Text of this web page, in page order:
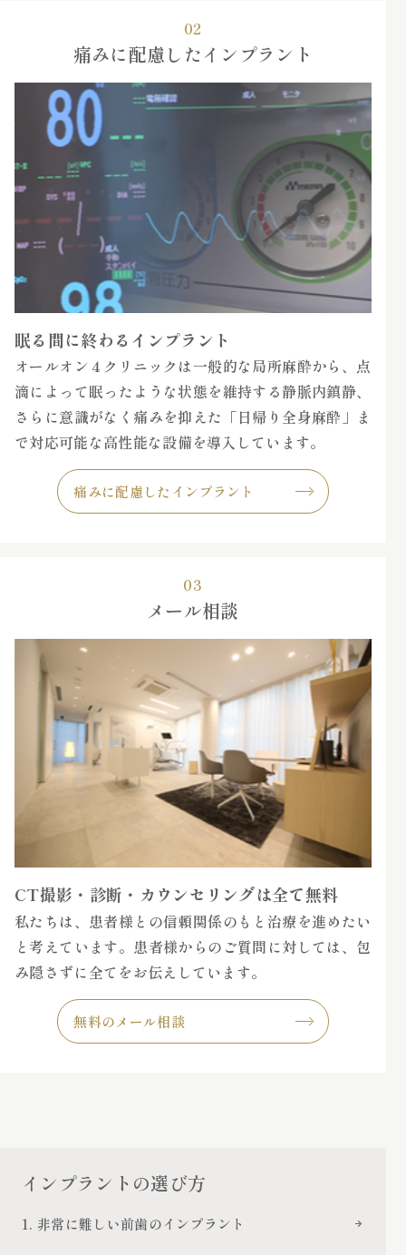
02
痛みに配慮したインプラント
眠る間に終わるインプラント
オールオン４クリニックは一般的な局所麻酔から、点
滴によって眠ったような状態を維持する静脈内鎮静、
さらに意識がなく痛みを抑えた「日帰り全身麻酔」ま
で対応可能な高性能な設備を導入しています。
痛みに配慮したインプラント
03
メール相談
CT撮影・診断・カウンセリングは全て無料
私たちは、患者様との信頼関係のもと治療を進めたい
と考えています。患者様からのご質問に対しては、包
み隠さずに全てをお伝えしています。
無料のメール相談
インプラントの選び方
1. 非常に難しい前歯のインプラント